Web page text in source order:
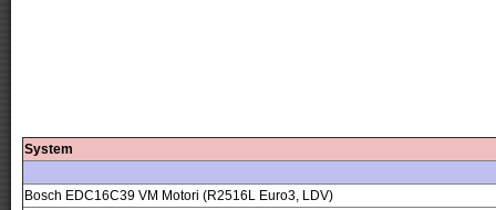
System
Bosch EDC16C39 VM Motori (R2516L Euro3, LDV)